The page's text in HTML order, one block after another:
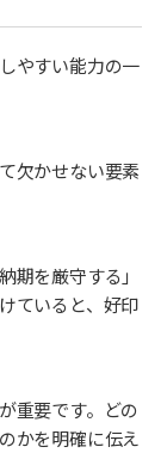
やすい能力の一
欠かせない要素
期を厳守する」
ていると、好印
重要です。どの
かを明確に伝え